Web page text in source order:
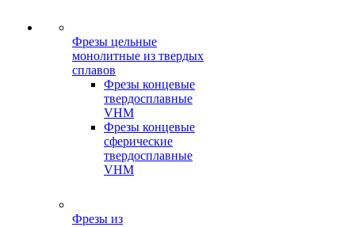
Фрезы цельные
монолитные из твердых
сплавов
Фрезы концевые
твердосплавные
VHM
Фрезы концевые
сферические
твердосплавные
VHM
Фрезы из